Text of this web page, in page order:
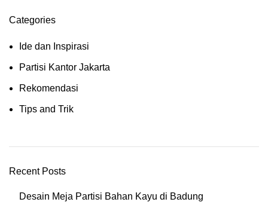
Categories
Ide dan Inspirasi
Partisi Kantor Jakarta
Rekomendasi
Tips and Trik
Recent Posts
Desain Meja Partisi Bahan Kayu di Badung